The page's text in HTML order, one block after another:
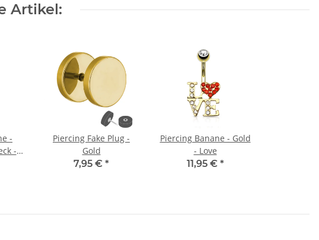
Artikel:
-
-
Piercing Fake Plug -
Gold
7,95 € *
Piercing Banane - Gold
- Love
11,95 € *